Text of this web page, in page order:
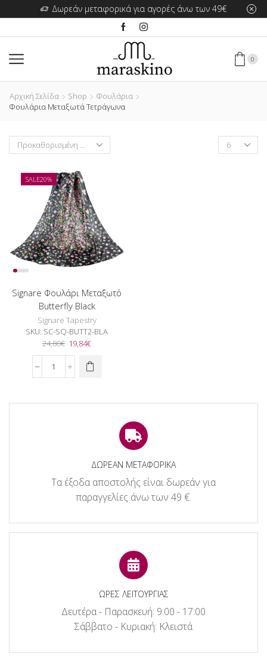
Δωρεάν μεταφορικά για αγορές άνω των 49€
0
Αρχική Σελίδα Shop
Φουλάρια
Φουλάρια Μεταξωτά Τετράγωνα
Products
per
SALE20%
Signare Φουλάρι Μεταξωτό
Butterfly Black
Signare Tapestry
SKU: SC-SQ-BUTT2-BLA
24,80€ Original
price
was:
24,80€.
19,84€Η
τιμή
Signare
Butterfly
ΔΩΡΕΑΝ ΜΕΤΑΦΟΡΙΚΑ
Τα έξοδα αποστολής είναι δωρεάν για
παραγγελίες άνω των 49 €.
ΩΡΕΣ ΛΕΙΤΟΥΡΓΙΑΣ
Δευτέρα - Παρασκευή: 9:00 - 17:00
Σάββατο - Κυριακή: Κλειστά